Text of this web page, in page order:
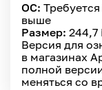
ОС:
выше
Размер:
Версия для
в магазинах
полной
меняться со